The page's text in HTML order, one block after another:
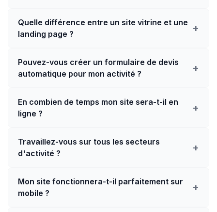
Quelle différence entre un site vitrine et une
landing page ?
+
Pouvez-vous créer un formulaire de devis
automatique pour mon activité ?
+
En combien de temps mon site sera-t-il en
ligne ?
+
Travaillez-vous sur tous les secteurs
d'activité ?
+
Mon site fonctionnera-t-il parfaitement sur
mobile ?
+